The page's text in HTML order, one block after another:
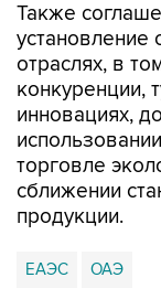
Также
установление
отраслях, в
конкуренции,
инновациях,
торговле
сближении
продукции.
ЕАЭС ОАЭ